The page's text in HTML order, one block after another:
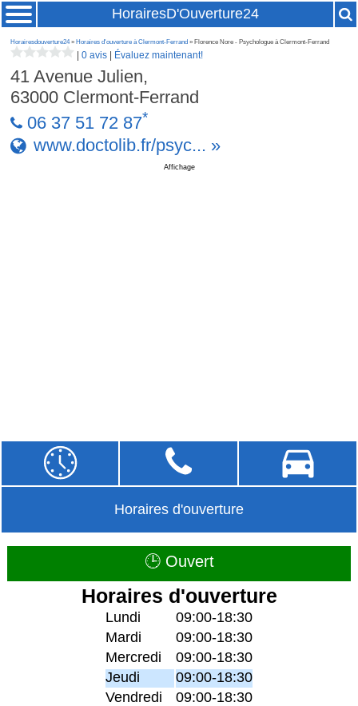
HorairesD'Ouverture24
Horairesdouverture24» Horaires d'ouverture à Clermont-Ferrand » Florence Nore - Psychologue à Clermont-Ferrand
|0 avis Évaluez maintenant!
41 Avenue Julien,
63000 Clermont-Ferrand
06 37 51 72 87*
www.doctolib.fr/psyc... »
Affichage
Horaires d'ouverture
🕒 Ouvert
Horaires d'ouverture
Lundi
09:00-18:30
Mardi
09:00-18:30
Mercredi
09:00-18:30
Jeudi
09:00-18:30
Vendredi
09:00-18:30